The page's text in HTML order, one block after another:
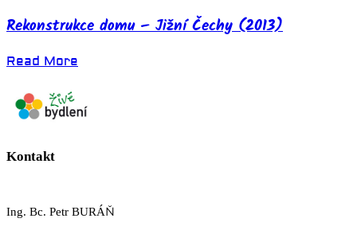
Rekonstrukce domu – Jižní Čechy (2013)
Read More
Kontakt
Ing. Bc. Petr BURÁŇ